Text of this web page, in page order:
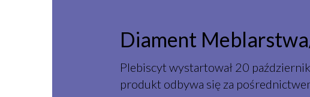
Diament
Plebiscyt wystartował 20
produkt odbywa się za